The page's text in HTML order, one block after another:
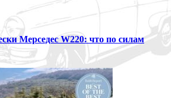
Мерседес W220: что по силам